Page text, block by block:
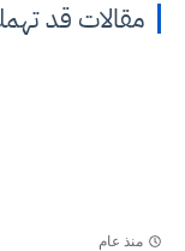
مقالات قد
منذ عام